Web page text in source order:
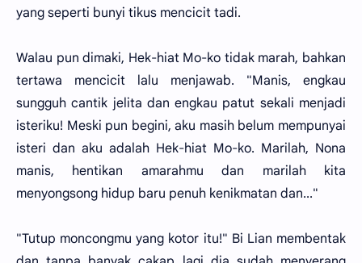
yang seperti bunyi tikus mencicit tadi.
Walau pun dimaki, Hek-hiat Mo-ko tidak marah, bahkan
tertawa mencicit lalu menjawab. "Manis, engkau
sungguh cantik jelita dan engkau patut sekali menjadi
isteriku! Meski pun begini, aku masih belum mempunyai
isteri dan aku adalah Hek-hiat Mo-ko. Marilah, Nona
manis, hentikan amarahmu dan marilah kita
menyongsong hidup baru penuh kenikmatan dan..."
"Tutup moncongmu yang kotor itu!" Bi Lian membentak